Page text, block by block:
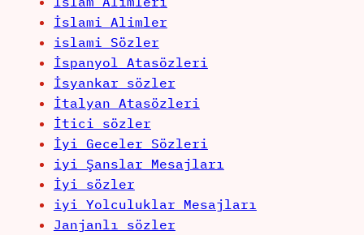
İslami Alimler
islami Sözler
İspanyol Atasözleri
İsyankar sözler
İtalyan Atasözleri
İtici sözler
İyi Geceler Sözleri
iyi Şanslar Mesajları
İyi sözler
iyi Yolculuklar Mesajları
Janjanlı sözler